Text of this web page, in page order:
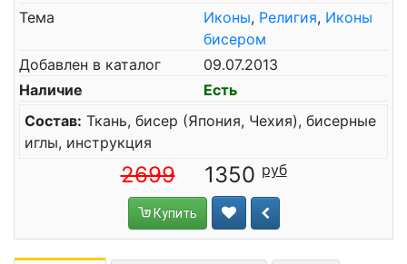
Тема
Иконы, Религия, Иконы
бисером
Добавлен в каталог
09.07.2013
Наличие
Есть
Состав: Ткань, бисер (Япония, Чехия), бисерные
иглы, инструкция
2699 1350
Купить